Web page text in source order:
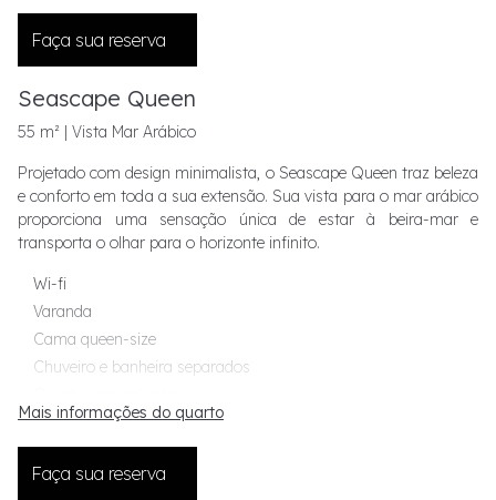
Chuveiro e banheira separados
Roupões e sandálias Frette
Comodidades Graff
Faça sua reserva
Seascape Queen
55 m² | Vista Mar Arábico
Projetado com design minimalista, o Seascape Queen traz beleza
e conforto em toda a sua extensão. Sua vista para o mar arábico
proporciona uma sensação única de estar à beira-mar e
transporta o olhar para o horizonte infinito.
Wi-fi
Varanda
Cama queen-size
Chuveiro e banheira separados
Roupões e sandálias Frette
Comodidades Graff
Máquina de café Nespresso
Mais informações do quarto
Faça sua reserva